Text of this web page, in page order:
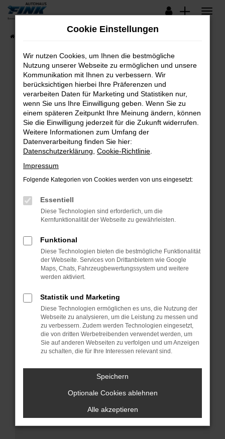
Zum
springen
Lagerfahrzeuge
Fehler: Network Error
Beim Laden ist ein Fehler aufgetreten.
Hier sind ein paar Tipps, die dir helfen können:
Überprüfe deine Firewall und deine
Internetverbindung.
Laden andere Webseiten, zum Beispiel deine
Suchmaschine?
Prüfe deine Browsererweiterungen.
können das Laden bestimmter Seiten
verhindern. Funktioniert die Seite in einem
anderen Browser oder in einem privaten
Starte dein Gerät neu.
Das kann manchmal helfen, vorübergehende
Probleme zu beheben.
Betriebssystem auf dem neuesten Stand
sind.
Veraltete Software birgt nicht nur ein
Sicherheitsrisiko, sondern kann auch dazu
führen, dass bestimmte Funktionen nicht mehr
unterstützt werden.
Wende dich an den Webseitenbetreiber.
Wenn du alle oben genannten Schritte versucht
hast, kontaktiere uns bitte. Wir werden
versuchen, das Problem zu beheben. Du kannst
uns diesen Text schicken, um uns bei der
Cookie Einstellungen
Wir nutzen Cookies, um Ihnen die bestmögliche
Nutzung unserer Webseite zu ermöglichen und unsere
Kommunikation mit Ihnen zu verbessern. Wir
berücksichtigen hierbei Ihre Präferenzen und
verarbeiten Daten für Marketing und Statistiken nur,
wenn Sie uns Ihre Einwilligung geben. Wenn Sie zu
einem späteren Zeitpunkt Ihre Meinung ändern, können
Sie die Einwilligung jederzeit für die Zukunft widerrufen.
Weitere Informationen zum Umfang der
Datenverarbeitung finden Sie hier:
Datenschutzerklärung Cookie-Richtlinie
Impressum
Folgende Kategorien von Cookies werden von uns eingesetzt:
Essentiell
Diese Technologien sind erforderlich, um die
Kernfunktionalität der Webseite zu gewährleisten.
Funktional
Diese Technologien bieten die bestmögliche Funktionalität
der Webseite. Services von Drittanbietern wie Google
Maps, Chats, Fahrzeugbewertungssystem und weitere
werden aktiviert.
Statistik und Marketing
Diese Technologien ermöglichen es uns, die Nutzung der
Webseite zu analysieren, um die Leistung zu messen und
zu verbessern. Zudem werden Technologien eingesetzt,
die von dritten Werbetreibenden verwendet werden, um
Sie auf anderen Webseiten zu verfolgen und um Anzeigen
zu schalten, die für Ihre Interessen relevant sind.
Speichern
Optionale Cookies ablehnen
Alle akzeptieren